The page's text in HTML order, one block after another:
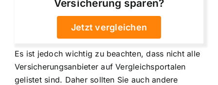
Versicherung sparen?
Jetzt vergleichen
Es ist jedoch wichtig zu beachten, dass nicht alle
Versicherungsanbieter auf Vergleichsportalen
gelistet sind. Daher sollten Sie auch andere